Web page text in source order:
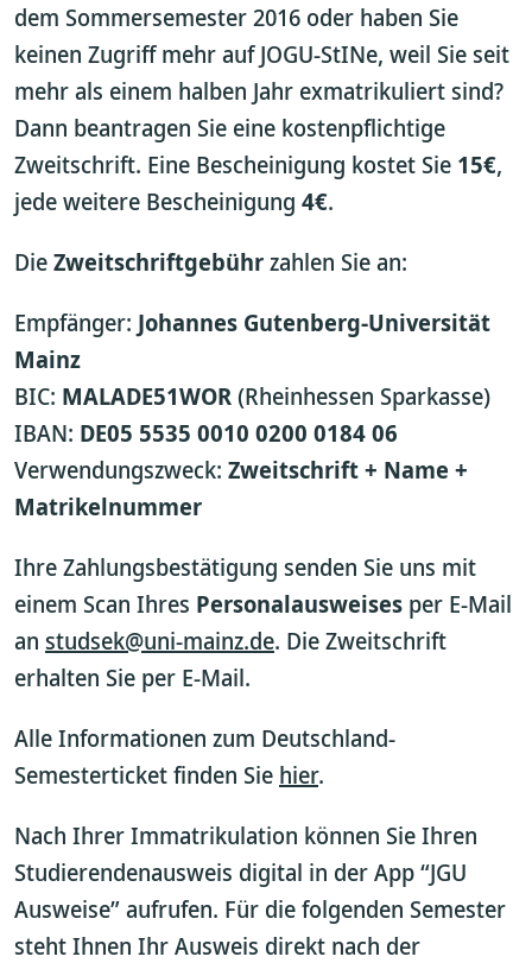
dem Sommersemester 2016 oder haben Sie
keinen Zugriff mehr auf JOGU-StINe, weil Sie seit
mehr als einem halben Jahr exmatrikuliert sind?
Dann beantragen Sie eine kostenpflichtige
Zweitschrift. Eine Bescheinigung kostet Sie 15€,
jede weitere Bescheinigung 4€.
DieZweitschriftgebührzahlen Sie an:
Empfänger: Johannes Gutenberg-Universität
Mainz
BIC: MALADE51WOR(Rheinhessen Sparkasse)
IBAN: DE05 5535 0010 0200 0184 06
Verwendungszweck: Zweitschrift + Name +
Matrikelnummer
Ihre Zahlungsbestätigung senden Sie uns mit
einem Scan Ihres Personalausweises per E-Mail
an studsek@uni-mainz.de. Die Zweitschrift
erhalten Sie per E-Mail.
Alle Informationen zum Deutschland-
Semesterticket finden Sie hier.
Nach Ihrer Immatrikulation können Sie Ihren
Studierendenausweis digital in der App “JGU
Ausweise” aufrufen. Für die folgenden Semester
steht Ihnen Ihr Ausweis direkt nach der